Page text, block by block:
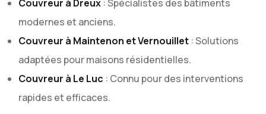
Couvreur à Dreux : Spécialistes des bâtiments
modernes et anciens.
Couvreur à Maintenon et Vernouillet : Solutions
adaptées pour maisons résidentielles.
Couvreur à Le Luc : Connu pour des interventions
rapides et efficaces.